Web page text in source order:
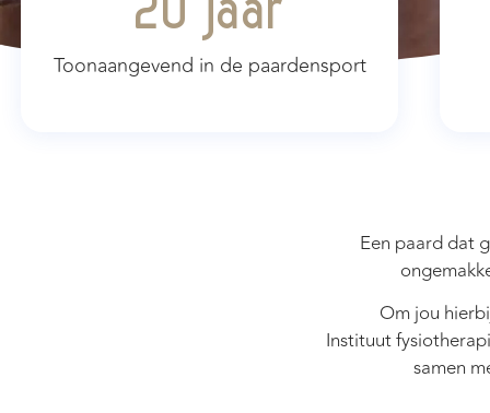
Toonaangevend in de paardensport
20 jaar
Een paard dat
Om jou
Instituut
samen